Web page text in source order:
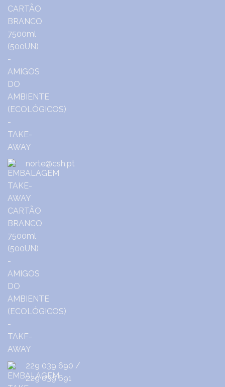
norte@csh.pt
229 039 690 /
229 039 691